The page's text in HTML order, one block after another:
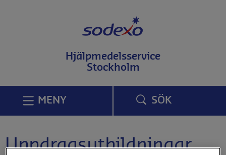
l
å
s
Hjälpmedelsservice
Stockholm
MENY SÖK
Uppdragsutbildningar